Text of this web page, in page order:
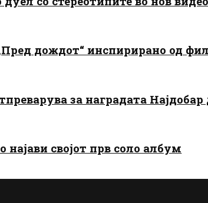
дождот“ инспирирано од
за наградата
најави својот прв соло албум